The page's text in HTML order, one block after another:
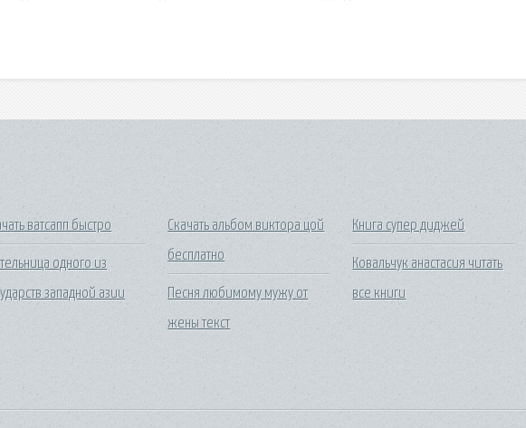
ватсапп быстро
одного из
западной азии
Скачать альбом виктора цой
бесплатно
Песня любимому мужу от
жены текст
Книга супер диджей
Ковальчук анастасия читать
все книги